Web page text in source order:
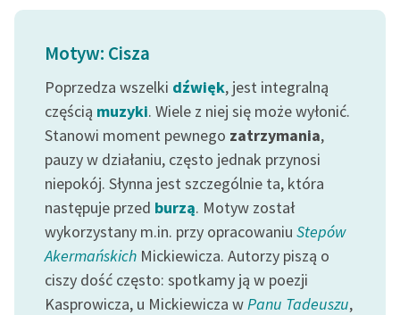
Polityka prywatności
Regulamin biblioteki
Dane fundacji i
sprawozdania finansowe
Regulamin darowizn
Informacja o treściach
wrażliwych
Motyw: Cisza
Poprzedza wszelki dźwięk, jest integralną
częścią muzyki. Wiele z niej się może wyłonić.
Stanowi moment pewnego zatrzymania,
pauzy w działaniu, często jednak przynosi
niepokój. Słynna jest szczególnie ta, która
następuje przed burzą. Motyw został
wykorzystany m.in. przy opracowaniu Stepów
Akermańskich Mickiewicza. Autorzy piszą o
ciszy dość często: spotkamy ją w poezji
Kasprowicza, u Mickiewicza wPanu Tadeuszu,